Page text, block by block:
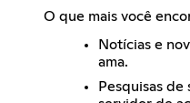
O que mais você
Notícias e
ama.
Pesquisas